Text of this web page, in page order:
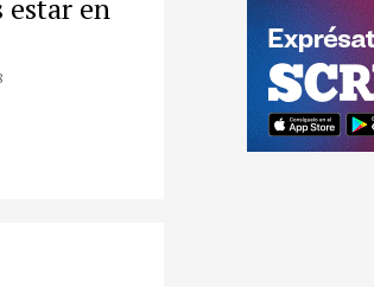
estar en